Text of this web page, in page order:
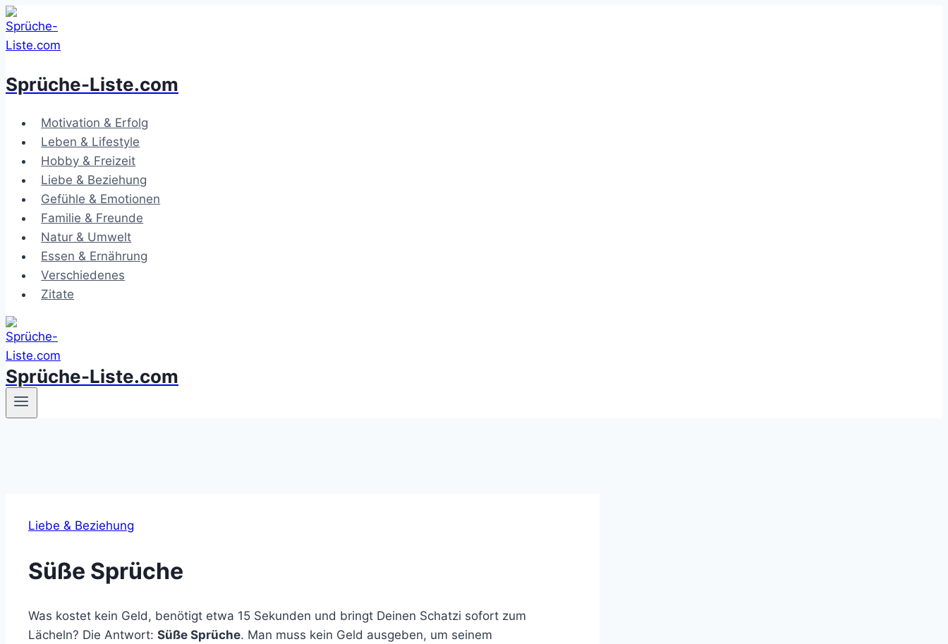
Zum
Inhalt
springen
Sprüche-Liste.com
Motivation & Erfolg
Leben & Lifestyle
Hobby & Freizeit
Liebe & Beziehung
Gefühle & Emotionen
Familie & Freunde
Natur & Umwelt
Essen & Ernährung
Verschiedenes
Zitate
Sprüche-Liste.com
Liebe & Beziehung
Süße Sprüche
Was kostet kein Geld, benötigt etwa 15 Sekunden und bringt Deinen Schatzi sofort zum
Lächeln? Die Antwort: Süße Sprüche. Man muss kein Geld ausgeben, um seinem